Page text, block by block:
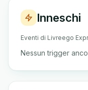
Inneschi
Eventi di Livreego
Nessun trigger